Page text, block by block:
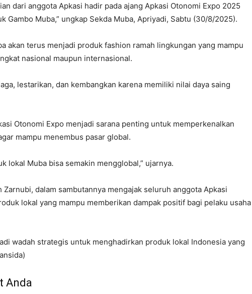
dari anggota Apkasi hadir pada ajang Apkasi Otonomi Expo 2025
Gambo Muba,” ungkap Sekda Muba, Apriyadi, Sabtu (30/8/2025).
akan terus menjadi produk fashion ramah lingkungan yang mampu
nasional maupun internasional.
lestarikan, dan kembangkan karena memiliki nilai daya saing
Otonomi Expo menjadi sarana penting untuk memperkenalkan
mampu menembus pasar global.
lokal Muba bisa semakin mengglobal,” ujarnya.
Zarnubi, dalam sambutannya mengajak seluruh anggota Apkasi
lokal yang mampu memberikan dampak positif bagi pelaku usaha
wadah strategis untuk menghadirkan produk lokal Indonesia yang
Anda